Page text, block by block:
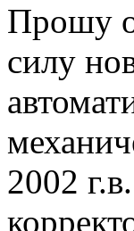
Прошу
силу
2002